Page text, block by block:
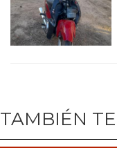
TAMBIÉN